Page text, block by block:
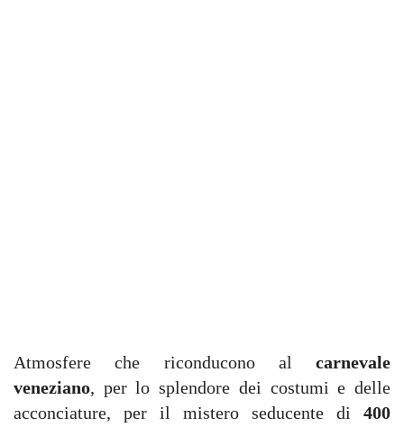
Atmosfere che riconducono al carnevale
veneziano, per lo splendore dei costumi e delle
acconciature, per il mistero seducente di 400